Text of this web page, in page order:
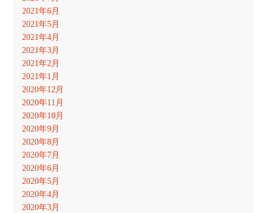
2021年6月
2021年5月
2021年4月
2021年3月
2021年2月
2021年1月
2020年12月
2020年11月
2020年10月
2020年9月
2020年8月
2020年7月
2020年6月
2020年5月
2020年4月
2020年3月